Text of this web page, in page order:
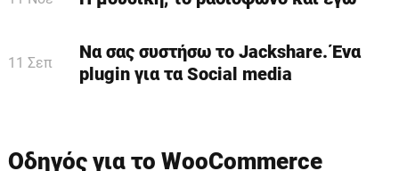
11 Σεπ
Να σας συστήσω το Jackshare. Ένα
plugin για τα Social media
Οδηγός για το WooCommerce